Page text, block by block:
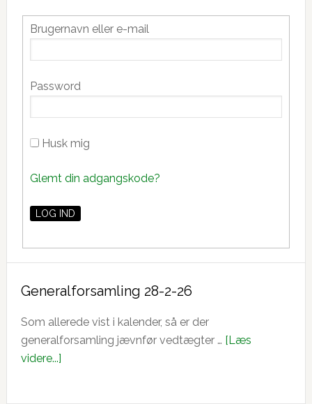
Primær
Sidebar
Brugernavn eller e-mail
Password
Husk mig
Glemt din adgangskode?
Generalforsamling 28-2-26
Som allerede vist i kalender, så er der
generalforsamling jævnfør vedtægter … [Læs
videre...]om